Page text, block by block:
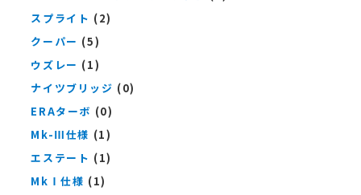
スプライト (2)
クーパー (5)
ウズレー (1)
ナイツブリッジ (0)
ERAターボ (0)
Mk-Ⅲ仕様 (1)
エステート (1)
MkⅠ仕様 (1)